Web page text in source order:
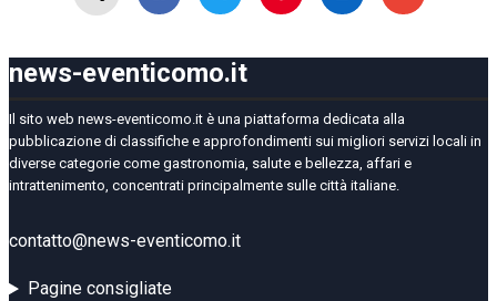
news-eventicomo.it
Il sito web news-eventicomo.it è una piattaforma dedicata alla
pubblicazione di classifiche e approfondimenti sui migliori servizi locali in
diverse categorie come gastronomia, salute e bellezza, affari e
intrattenimento, concentrati principalmente sulle città italiane.
contatto@news-eventicomo.it
Pagine consigliate